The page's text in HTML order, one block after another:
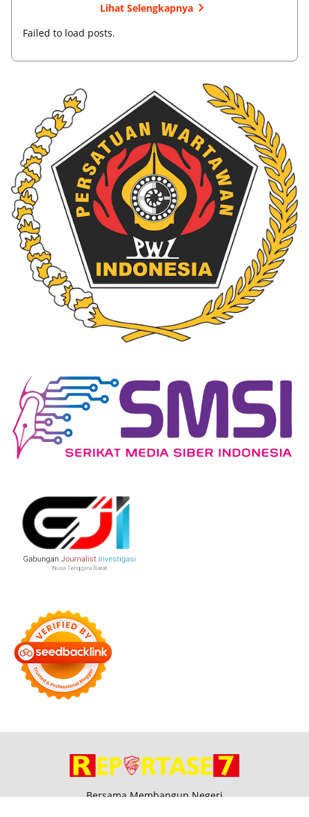
Lihat Selengkapnya
Failed to load posts.
Bersama Membangun Negeri